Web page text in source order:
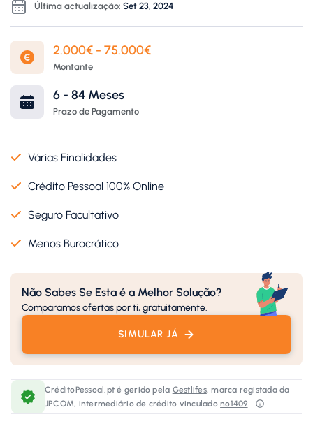
Última actualização: Set 23, 2024
2.000€ - 75.000€
Montante
6 - 84 Meses
Prazo de Pagamento
Várias Finalidades
Crédito Pessoal 100% Online
Seguro Facultativo
Menos Burocrático
Não Sabes Se Esta é a Melhor Solução?
Comparamos ofertas por ti, gratuitamente.
SIMULAR JÁ
CréditoPessoal.pt é gerido pela Gestlifes, marca registada da
JPCOM, intermediário de crédito vinculadonº1409.⁠